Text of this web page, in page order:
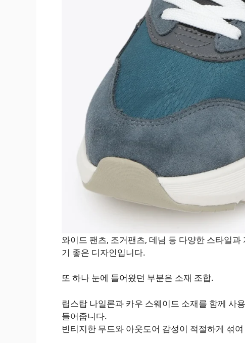
와이드 팬츠, 조거팬츠, 데님 등 다양한 스타일
기 좋은 디자인입니다.
또 하나 눈에 들어왔던 부분은 소재 조합.
립스탑 나일론과 카우 스웨이드 소재를 함께 사
들어줍니다.
빈티지한 무드와 아웃도어 감성이 적절하게 섞